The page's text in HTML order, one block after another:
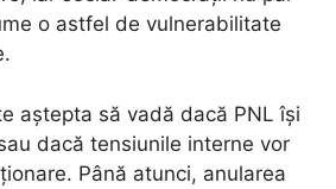
o astfel de vulnerabilitate
aștepta să vadă dacă PNL își
dacă tensiunile interne vor
Până atunci, anularea